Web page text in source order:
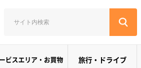
ビスエリア・お買物 旅行・ドライブ